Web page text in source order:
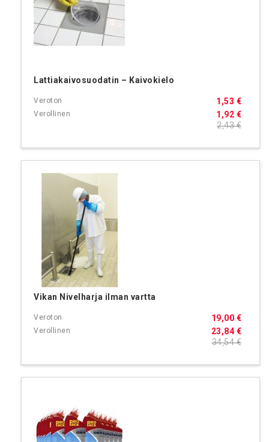
Lattiakaivosuodatin – Kaivokielo
1,92 €
1,53 €
2,43 €
Vikan Nivelharja ilman vartta
23,84 €
19,00 €
34,54 €